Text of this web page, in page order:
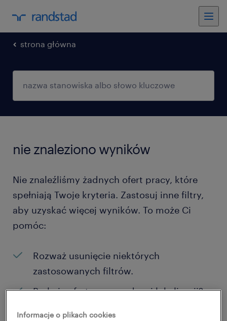
strona główna
nie znaleziono wyników
Nie znaleźliśmy żadnych ofert pracy, które
spełniają Twoje kryteria. Zastosuj inne filtry,
aby uzyskać więcej wyników. To może Ci
pomóc:
Rozważ usunięcie niektórych
zastosowanych filtrów.
Brakuje ofert pracy w danej lokalizacji?
Informacje o plikach cookies